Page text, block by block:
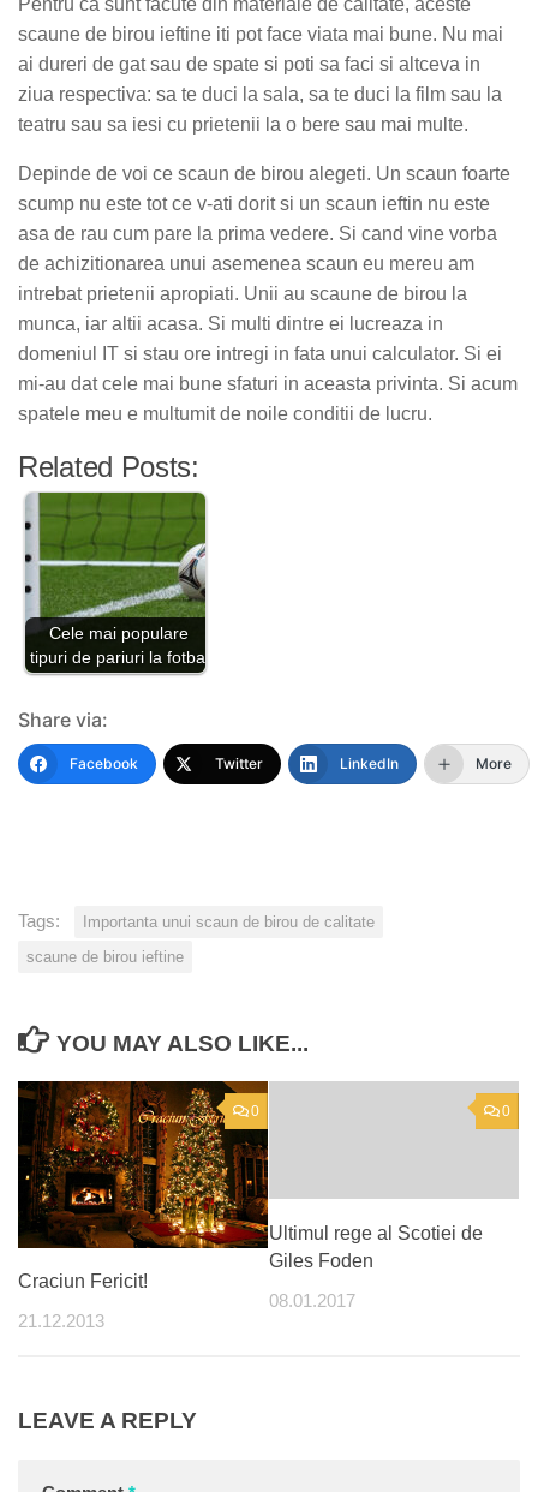
scaune de birou ieftine iti pot face viata mai bune. Nu mai
ai dureri de gat sau de spate si poti sa faci si altceva in
ziua respectiva: sa te duci la sala, sa te duci la film sau la
teatru sau sa iesi cu prietenii la o bere sau mai multe.
Depinde de voi ce scaun de birou alegeti. Un scaun foarte
scump nu este tot ce v-ati dorit si un scaun ieftin nu este
asa de rau cum pare la prima vedere. Si cand vine vorba
de achizitionarea unui asemenea scaun eu mereu am
intrebat prietenii apropiati. Unii au scaune de birou la
munca, iar altii acasa. Si multi dintre ei lucreaza in
domeniul IT si stau ore intregi in fata unui calculator. Si ei
mi-au dat cele mai bune sfaturi in aceasta privinta. Si acum
spatele meu e multumit de noile conditii de lucru.
Related Posts:
Cele mai populare
tipuri de pariuri la fotbal
Share via:
Facebook Twitter LinkedIn More
Tags:
Importanta unui scaun de birou de calitate
scaune de birou ieftine
YOU MAY ALSO LIKE...
0
Craciun Fericit!
21.12.2013
0
Ultimul rege al Scotiei de
Giles Foden
08.01.2017
LEAVE A REPLY